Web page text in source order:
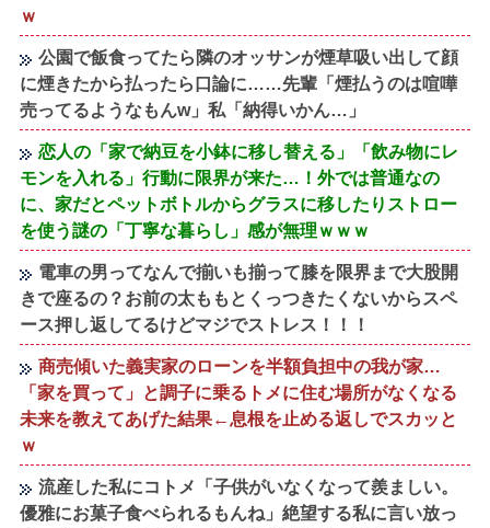
ｗ
公園で飯食ってたら隣のオッサンが煙草吸い出して顔
に煙きたから払ったら口論に……先輩「煙払うのは喧嘩
売ってるようなもんw」私「納得いかん…」
恋人の「家で納豆を小鉢に移し替える」「飲み物にレ
モンを入れる」行動に限界が来た…！外では普通なの
に、家だとペットボトルからグラスに移したりストロー
を使う謎の「丁寧な暮らし」感が無理ｗｗｗ
電車の男ってなんで揃いも揃って膝を限界まで大股開
きで座るの？お前の太ももとくっつきたくないからスペ
ース押し返してるけどマジでストレス！！！
商売傾いた義実家のローンを半額負担中の我が家…
「家を買って」と調子に乗るトメに住む場所がなくなる
未来を教えてあげた結果←息根を止める返しでスカッと
ｗ
流産した私にコトメ「子供がいなくなって羨ましい。
優雅にお菓子食べられるもんね」絶望する私に言い放っ